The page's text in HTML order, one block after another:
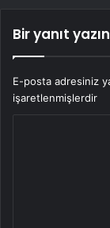
Bir yanıt yazın
E-posta adresiniz
işaretlenmişlerdir